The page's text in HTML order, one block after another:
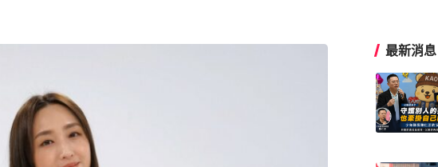
最新消息